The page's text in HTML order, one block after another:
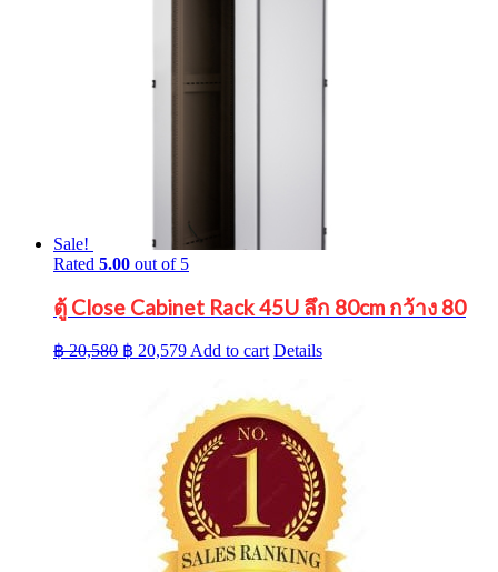
Sale!
Rated 5.00 out of 5
ตู้ Close Cabinet Rack 45U ลึก 80cm กว้าง 80
฿20,580 Original
฿ 20,579Current
฿ 20,579.
Add to cart Details